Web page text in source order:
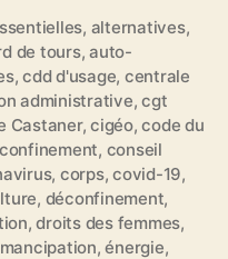
, alternatives,
de tours,auto-
,cdd d'usage, centrale
administrative,cgt
Castaner,cigéo,code du
confinement, conseil
, corps,covid-19,
, déconfinement,
,droits des femmes,
,énergie,